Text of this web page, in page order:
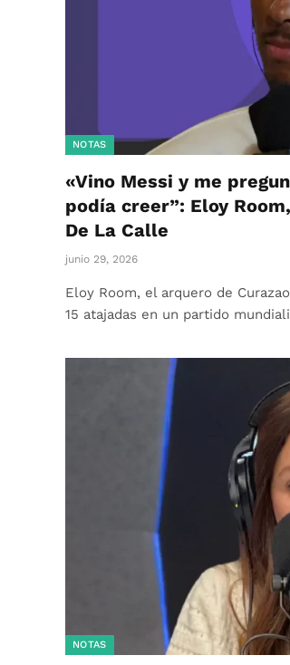
NOTAS
«Vino Messi y me
podía creer”: Eloy
De La Calle
junio 29, 2026
Eloy Room, el arquero de
15 atajadas en un partido
NOTAS